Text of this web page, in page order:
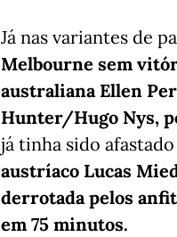
Já nas variantes de
Melbourne sem
australiana Ellen
Hunter/Hugo Nys,
já tinha sido
austríaco Lucas
derrotada pelos
em 75 minutos.